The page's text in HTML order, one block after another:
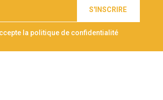
S'INSCRIRE
la politique de confidentialité